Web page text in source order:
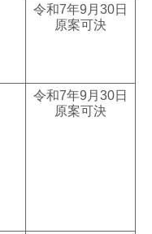
令和7年9月30日
原案可決
令和7年9月30日
原案可決